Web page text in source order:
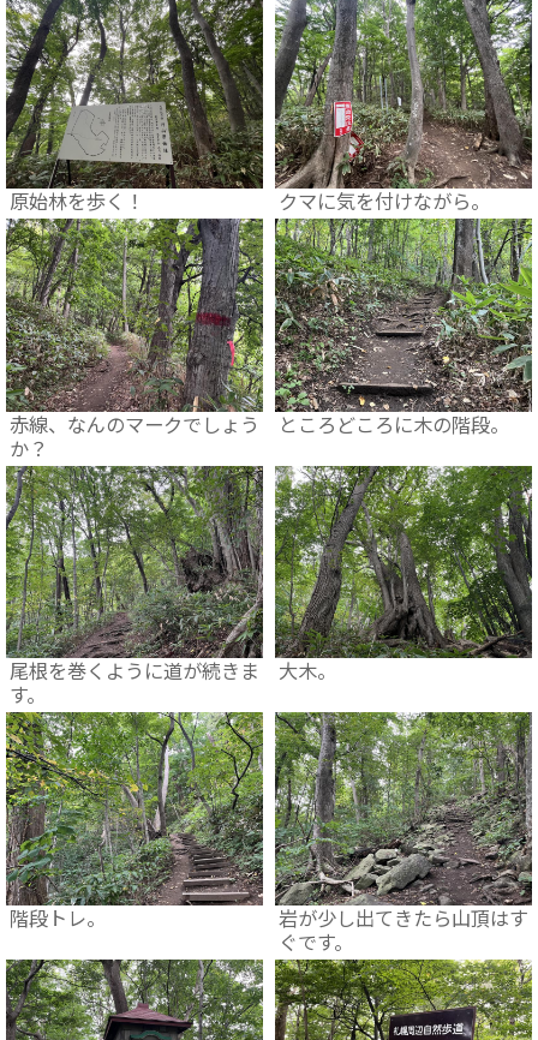
原始林を歩く！ クマに気を付けながら。
赤線、なんのマークでしょう
か？
ところどころに木の階段。
尾根を巻くように道が続きま
す。
大木。
階段トレ。
岩が少し出てきたら山頂はす
ぐです。